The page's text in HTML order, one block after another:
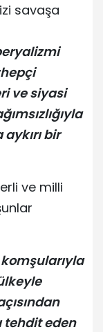
savaşa
ve siyasi
bir
ve milli
tehdit eden